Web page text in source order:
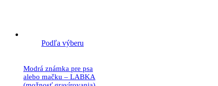
Podľa výberu
Modrá známka pre psa
alebo mačku – LABKA